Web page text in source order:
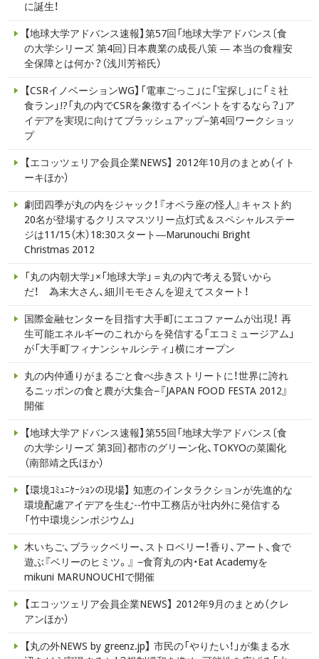
に誕生！
【地球大学アドバンス速報】第57回「地球大学アドバンス〔食
の大学シリーズ 第4回〕日本農業の成長八策 ― 本当の食糧安
全保障とは何か？（浅川芳裕氏）
【CSRイノベーションWG】「電車ごっこ」に「宝探し」に「ミ社
食ラン」!?「丸の内でCSRを象徴するイベントをするなら？」ア
イデアを実現に向けてブラッシュアップ−第4回ワークショッ
プ
【エコッツェリア会員企業NEWS】 2012年10月のまとめ（イト
ーキほか）
劇団四季が丸の内をジャック！『オペラ座の怪人』キャスト約
20名が登場するクリスマスツリー点灯式＆スペシャルステー
ジは11/15（木）18:30スタート―Marunouchi Bright
Christmas 2012
「丸の内朝大学」×「地球大学」＝丸の内で考える賢いから
だ！ 為末大さん、細川モモさんを迎えてスタート！
国際金融センターを目指す大手町にエコファームが出現！ 再
生可能エネルギーのこれからを発信する「エコミュージアム」
が「大手町フィナンシャルシティ」横にオープン
丸の内仲通りがまるごと食べ歩きストリートに！世界に誇れ
るニッポンの食と農が大集合−『JAPAN FOOD FESTA 2012』
開催
【地球大学アドバンス速報】第55回「地球大学アドバンス〔食
の大学シリーズ 第3回〕都市のグリーン化、TOKYOの菜園化
（南部靖之氏ほか）
【環境ｺﾐｭﾆｹｰｼｮﾝの現場】 知恵のインタラクションが先進的な
環境配慮アイデアを生む--竹中工務店が社内外に発信する
「竹中環境シンポジウム」
木いちご、ブラックベリー、ストロベリー！香り、アート、食で
遊ぶ『ベリーのヒミツ。』 −食育丸の内・Eat Academyを
mikuni MARUNOUCHIで開催
【エコッツェリア会員企業NEWS】 2012年9月のまとめ（クレ
アンほか）
【丸の外NEWS by greenz.jp】 市民の「やりたい！」が集まる水